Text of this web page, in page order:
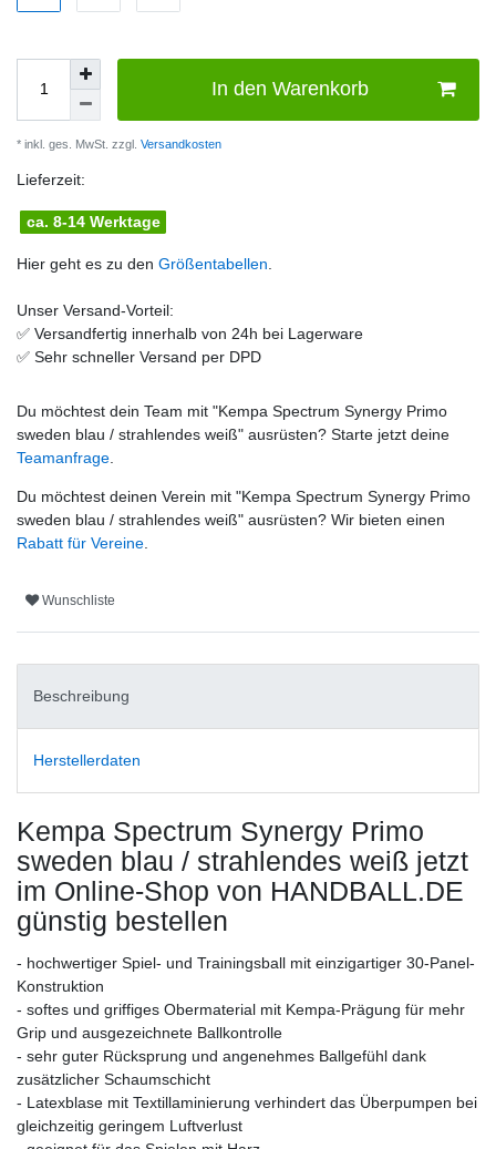
In den Warenkorb
* inkl. ges. MwSt. zzgl. Versandkosten
Lieferzeit:
ca. 8-14 Werktage
Hier geht es zu den Größentabellen
Unser Versand-Vorteil:
✅ Versandfertig innerhalb von 24h bei Lagerware
✅ Sehr schneller Versand per DPD
Du möchtest dein Team mit "Kempa Spectrum Synergy Primo
sweden blau / strahlendes weiß" ausrüsten? Starte jetzt deine
Teamanfrage
Du möchtest deinen Verein mit "Kempa Spectrum Synergy Primo
sweden blau / strahlendes weiß" ausrüsten? Wir bieten einen
Rabatt für Vereine
Wunschliste
Beschreibung
Herstellerdaten
Kempa Spectrum Synergy Primo
sweden blau / strahlendes weiß jetzt
im Online-Shop von HANDBALL.DE
günstig bestellen
- hochwertiger Spiel- und Trainingsball mit einzigartiger 30-Panel-
Konstruktion
- softes und griffiges Obermaterial mit Kempa-Prägung für mehr
Grip und ausgezeichnete Ballkontrolle
- sehr guter Rücksprung und angenehmes Ballgefühl dank
zusätzlicher Schaumschicht
- Latexblase mit Textillaminierung verhindert das Überpumpen bei
gleichzeitig geringem Luftverlust